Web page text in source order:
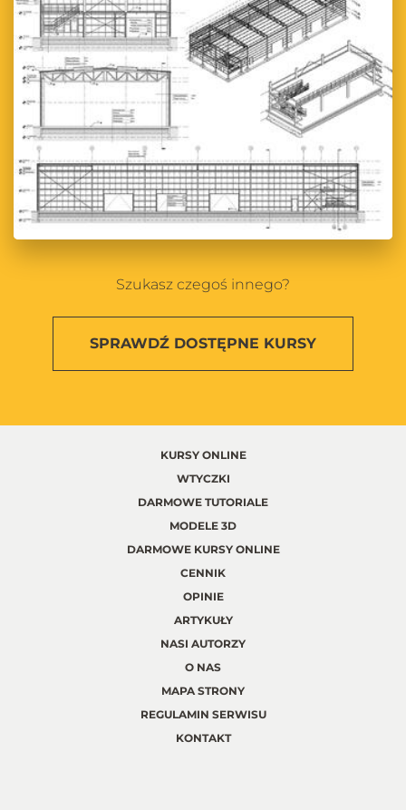
Szukasz czegoś innego?
SPRAWDŹ DOSTĘPNE KURSY
KURSY ONLINE
WTYCZKI
DARMOWE TUTORIALE
MODELE 3D
DARMOWE KURSY ONLINE
CENNIK
OPINIE
ARTYKUŁY
NASI AUTORZY
O NAS
MAPA STRONY
REGULAMIN SERWISU
KONTAKT